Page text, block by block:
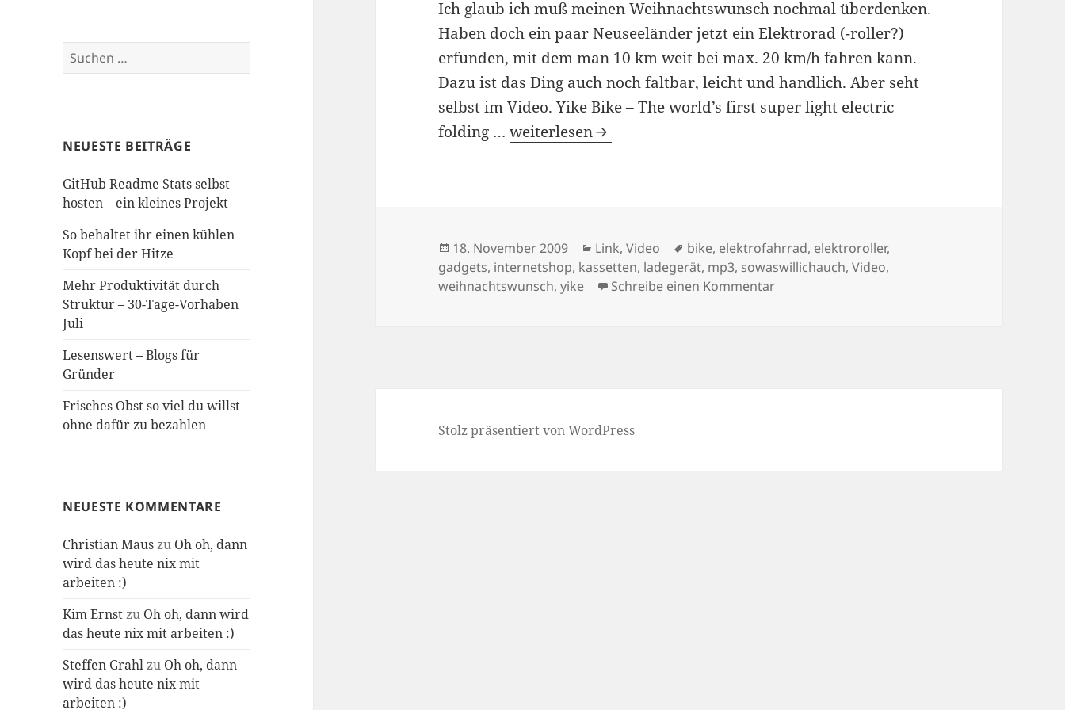
Suchen
nach:
NEUESTE BEITRÄGE
GitHub Readme Stats selbst
hosten – ein kleines Projekt
So behaltet ihr einen kühlen
Kopf bei der Hitze
Mehr Produktivität durch
Struktur – 30-Tage-Vorhaben
Juli
Lesenswert – Blogs für
Gründer
Frisches Obst so viel du willst
ohne dafür zu bezahlen
NEUESTE KOMMENTARE
Christian Mauszu Oh oh, dann
wird das heute nix mit
arbeiten :)
Kim Ernstzu Oh oh, dann wird
das heute nix mit arbeiten :)
Steffen Grahlzu Oh oh, dann
wird das heute nix mit
arbeiten :)
Ich glaub ich muß meinen Weihnachtswunsch nochmal überdenken.
Haben doch ein paar Neuseeländer jetzt ein Elektrorad (-roller?)
erfunden, mit dem man 10 km weit bei max. 20 km/h fahren kann.
Dazu ist das Ding auch noch faltbar, leicht und handlich. Aber seht
selbst im Video. Yike Bike – The world’s first super light electric
folding …18/11/2009
weiterlesen
Veröffentlicht
am
18. November 2009 Kategorien
Link,Video Schlagwörter
bike, elektrofahrrad, elektroroller,
gadgets, internetshop, kassetten, ladegerät, mp3, sowaswillichauch,Video,
weihnachtswunsch,yike Schreibe einen Kommentarzu 18/11/2009
Stolz präsentiert von WordPress